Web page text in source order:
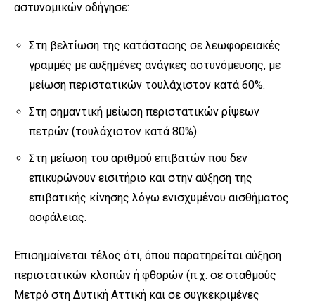
αστυνομικών οδήγησε:
Στη βελτίωση της κατάστασης σε λεωφορειακές
γραμμές με αυξημένες ανάγκες αστυνόμευσης, με
μείωση περιστατικών τουλάχιστον κατά 60%.
Στη σημαντική μείωση περιστατικών ρίψεων
πετρών (τουλάχιστον κατά 80%).
Στη μείωση του αριθμού επιβατών που δεν
επικυρώνουν εισιτήριο και στην αύξηση της
επιβατικής κίνησης λόγω ενισχυμένου αισθήματος
ασφάλειας.
Επισημαίνεται τέλος ότι, όπου παρατηρείται αύξηση
περιστατικών κλοπών ή φθορών (π.χ. σε σταθμούς
Μετρό στη Δυτική Αττική και σε συγκεκριμένες